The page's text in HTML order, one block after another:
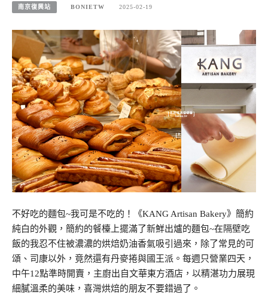
南京復興站 BONIETW 2025-02-19
不好吃的麵包~我可是不吃的！《KANG Artisan Bakery》簡約
純白的外觀，簡約的餐檯上擺滿了新鮮出爐的麵包~在隔壁吃
飯的我忍不住被濃濃的烘焙奶油香氣吸引過來，除了常見的可
頌、司康以外，竟然還有丹麥捲與國王派。每週只營業四天，
中午12點準時開賣，主廚出自文華東方酒店，以精湛功力展現
細膩溫柔的美味，喜灣烘焙的朋友不要錯過了。